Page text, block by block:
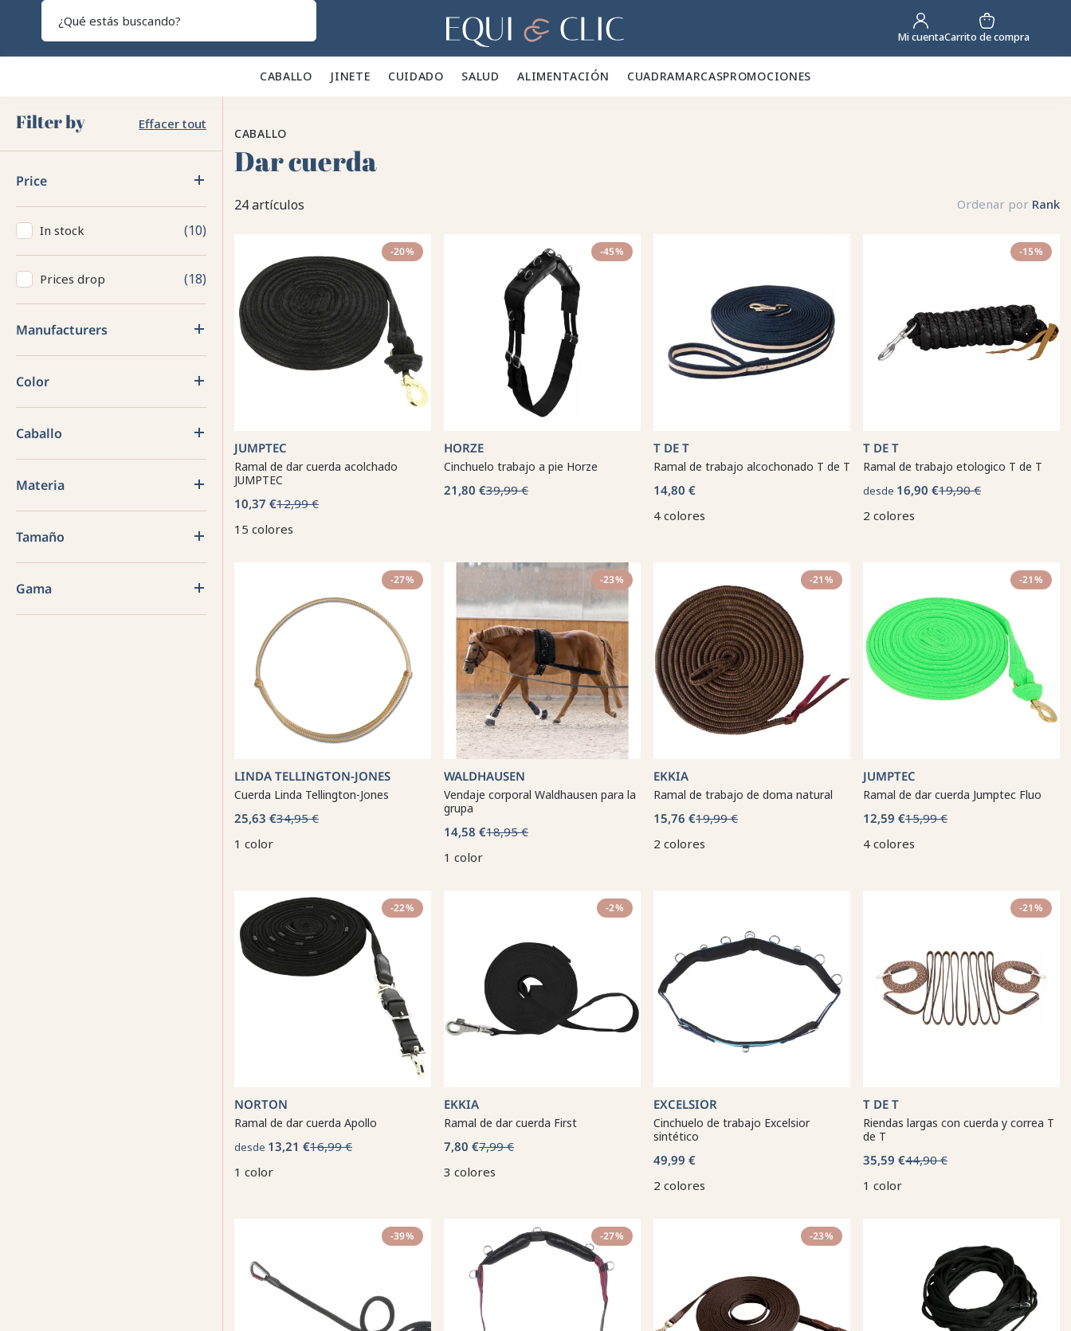
Hogar Mi cuentaCarrito de compra
CABALLO 🐎 JINETE 👕 CUIDADO 🪮 SALUD ✨ALIMENTACIÓN 🥕 CUADRAMARCASPROMOCIONES
Filter by Effacer tout
Price
In stock 10
Prices drop 18
Manufacturers
Color
Caballo
Materia
Tamaño
Gama
CABALLO
Dar cuerda
24 artículos Ordenar por Rank
-20%
JUMPTEC
Ramal de dar cuerda acolchado
JUMPTEC
10,37 €12,99 €
15 colores
-45%
HORZE
Cinchuelo trabajo a pie Horze
21,80 €39,99 €
T DE T
Ramal de trabajo alcochonado T de T
14,80 €
4 colores
-15%
T DE T
Ramal de trabajo etologico T de T
desde 16,90 €19,90 €
2 colores
-27%
LINDA TELLINGTON-JONES
Cuerda Linda Tellington-Jones
25,63 €34,95 €
1 color
-23%
WALDHAUSEN
Vendaje corporal Waldhausen para la
grupa
14,58 €18,95 €
1 color
-21%
EKKIA
Ramal de trabajo de doma natural
15,76 €19,99 €
2 colores
-21%
JUMPTEC
Ramal de dar cuerda Jumptec Fluo
12,59 €15,99 €
4 colores
-22%
NORTON
Ramal de dar cuerda Apollo
desde 13,21 €16,99 €
1 color
-2%
EKKIA
Ramal de dar cuerda First
7,80 €7,99 €
3 colores
EXCELSIOR
Cinchuelo de trabajo Excelsior
sintético
49,99 €
2 colores
-21%
T DE T
Riendas largas con cuerda y correa T
de T
35,59 €44,90 €
1 color
-39% -27% -23%